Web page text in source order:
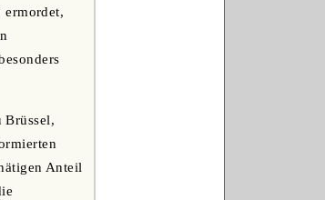
ermordet,
Brüssel,
Anteil